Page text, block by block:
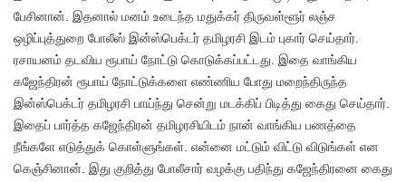
பேசினான். இதனால் மனம் உடைந்த மதுக்கர் திருவள்ளூர் லஞ்ச
ஒழிப்புத்துறை போலீஸ் இன்ஸ்பெக்டர் தமிழரசி இடம் புகார் செய்தார்.
ரசாயனம் தடவிய ரூபாய் நோட்டு கொடுக்கப்பட்டது. இதை வாங்கிய
கஜேந்திரன் ரூபாய் நோட்டுக்களை எண்ணிய போது மறைந்திருந்த
இன்ஸ்பெக்டர் தமிழரசி பாய்ந்து சென்று மடக்கிப் பிடித்து கைது செய்தார்.
இதைப் பார்த்த கஜேந்திரன் தமிழரசியிடம் நான் வாங்கிய பணத்தை
நீங்களே எடுத்துக் கொள்ளுங்கள். என்னை மட்டும் விட்டு விடுங்கள் என
கெஞ்சினான். இது குறித்து போலீசார் வழக்கு பதிந்து கஜேந்திரனை கைது